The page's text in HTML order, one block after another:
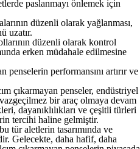
paslanmayı önlemek için
düzenli olarak yağlanması,
uzatır.
düzenli olarak kontrol
erken müdahale edilmesine
penselerin performansını artırır ve
çıkarmayan penseler, endüstriyel
bir araç olmaya devam
dayanıklılıkları ve çeşitli türleri
tercihi haline gelmiştir.
tür aletlerin tasarımında ve
Gelecekte, daha hafif, daha